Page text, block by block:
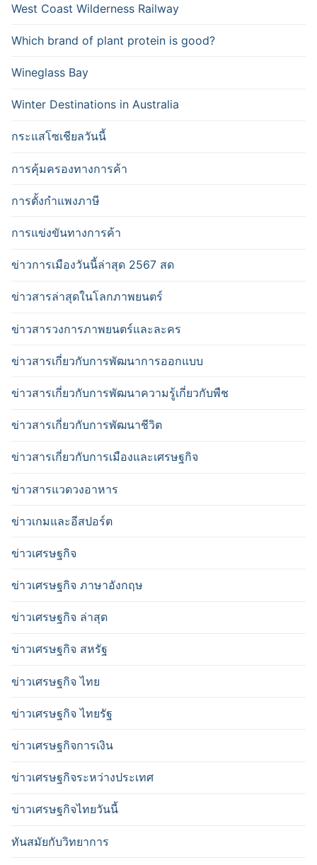
West Coast Wilderness Railway
Which brand of plant protein is good?
Wineglass Bay
Winter Destinations in Australia
กระแสโซเชียลวันนี้
การคุ้มครองทางการค้า
การตั้งกำแพงภาษี
การแข่งขันทางการค้า
ข่าวการเมืองวันนี้ล่าสุด 2567 สด
ข่าวสารล่าสุดในโลกภาพยนตร์
ข่าวสารวงการภาพยนตร์และละคร
ข่าวสารเกี่ยวกับการพัฒนาการออกแบบ
ข่าวสารเกี่ยวกับการพัฒนาความรู้เกี่ยวกับพืช
ข่าวสารเกี่ยวกับการพัฒนาชีวิต
ข่าวสารเกี่ยวกับการเมืองและเศรษฐกิจ
ข่าวสารแวดวงอาหาร
ข่าวเกมและอีสปอร์ต
ข่าวเศรษฐกิจ
ข่าวเศรษฐกิจ ภาษาอังกฤษ
ข่าวเศรษฐกิจ ล่าสุด
ข่าวเศรษฐกิจ สหรัฐ
ข่าวเศรษฐกิจ ไทย
ข่าวเศรษฐกิจ ไทยรัฐ
ข่าวเศรษฐกิจการเงิน
ข่าวเศรษฐกิจระหว่างประเทศ
ข่าวเศรษฐกิจไทยวันนี้
ทันสมัยกับวิทยาการ